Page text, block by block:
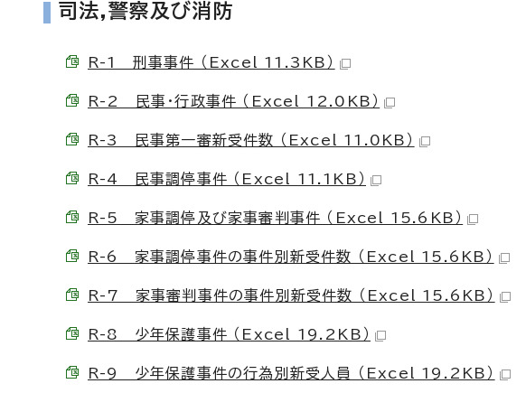
司法,警察及び消防
R-1 刑事事件 （Excel 11.3KB）
R-2 民事・行政事件 （Excel 12.0KB）
R-3 民事第一審新受件数 （Excel 11.0KB）
R-4 民事調停事件 （Excel 11.1KB）
R-5 家事調停及び家事審判事件 （Excel 15.6KB）
R-6 家事調停事件の事件別新受件数 （Excel 15.6KB）
R-7 家事審判事件の事件別新受件数 （Excel 15.6KB）
R-8 少年保護事件 （Excel 19.2KB）
R-9 少年保護事件の行為別新受人員 （Excel 19.2KB）